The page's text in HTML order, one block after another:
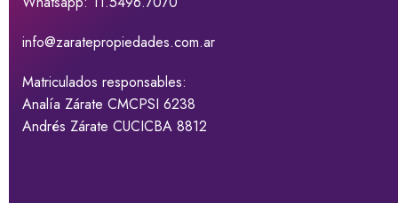
info@zaratepropiedades.com.ar
Matriculados responsables:
Analía Zárate CMCPSI 6238
Andrés Zárate CUCICBA 8812